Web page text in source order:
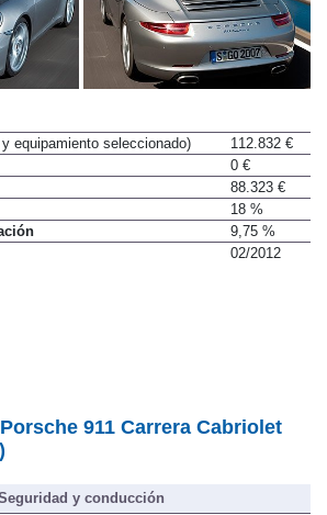
equipamiento seleccionado)
112.832 €
0 €
88.323 €
18 %
9,75 %
02/2012
Porsche 911 Carrera Cabriolet
y conducción